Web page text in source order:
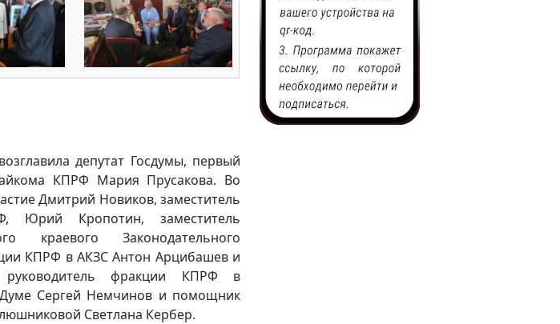
депутат Госдумы, первый
КПРФ Мария Прусакова. Во
Дмитрий Новиков, заместитель
Юрий Кропотин, заместитель
краевого Законодательного
КПРФ в АКЗС Антон Арцибашев и
фракции КПРФ в
Думе Сергей Немчинов и помощник
Светлана Кербер.